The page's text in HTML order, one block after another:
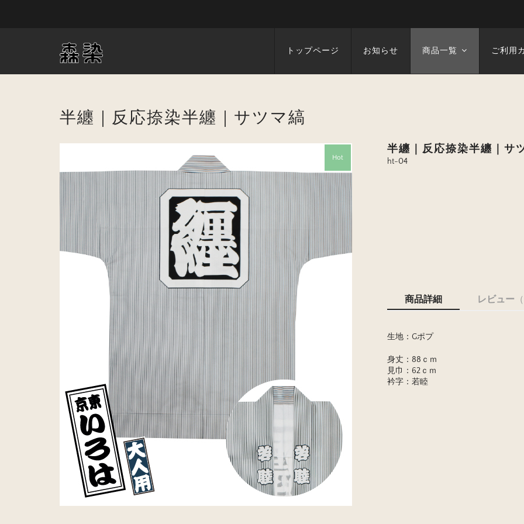
トップページ お知らせ 商品一覧 ご利用
半纏｜反応捺染半纏｜サツマ縞
Hot
半纏｜反応捺染半纏｜サ
ht-04
商品詳細 レビュー
生地：Gポプ
身丈：88ｃｍ
見巾：62ｃｍ
衿字：若睦